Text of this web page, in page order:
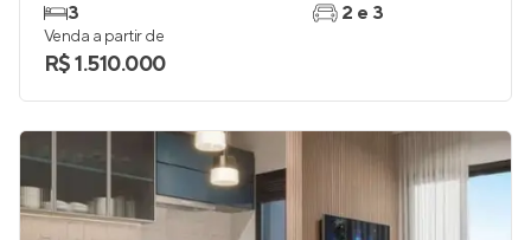
3 2 e 3
Venda a partir de
R$ 1.510.000